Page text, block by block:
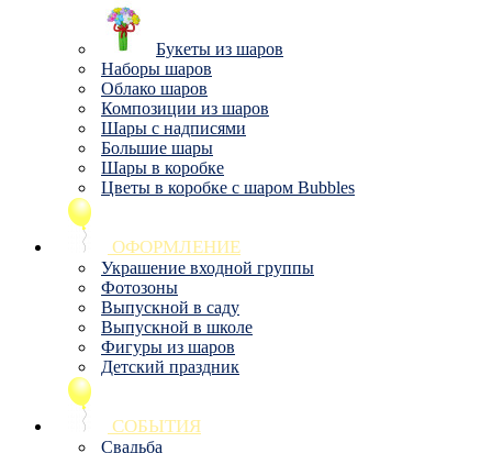
Букеты из шаров
Наборы шаров
Облако шаров
Композиции из шаров
Шары с надписями
Большие шары
Шары в коробке
Цветы в коробке с шаром Bubbles
ОФОРМЛЕНИЕ
Украшение входной группы
Фотозоны
Выпускной в саду
Выпускной в школе
Фигуры из шаров
Детский праздник
СОБЫТИЯ
Свадьба